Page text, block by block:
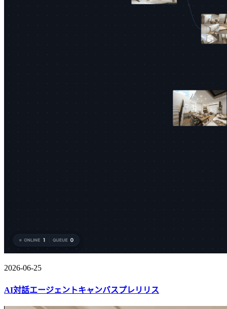
2026-06-25
AI対話エージェントキャンバスプレリリス